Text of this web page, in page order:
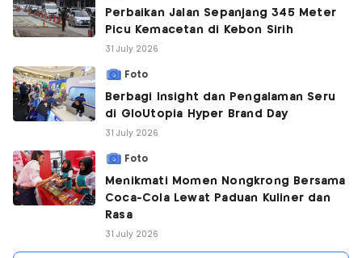
Perbaikan Jalan Sepanjang 345 Meter
Picu Kemacetan di Kebon Sirih
31 July 2026
Foto
Berbagi Insight dan Pengalaman Seru
di GloUtopia Hyper Brand Day
31 July 2026
Foto
Menikmati Momen Nongkrong Bersama
Coca-Cola Lewat Paduan Kuliner dan
Rasa
31 July 2026